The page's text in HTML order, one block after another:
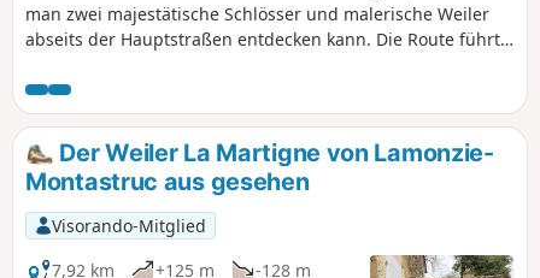
man zwei majestätische Schlösser und malerische Weiler
abseits der Hauptstraßen entdecken kann. Die Route führt
Der Weiler La Martigne von Lamonzie-
Montastruc aus gesehen
Visorando-Mitglied
7,92 km
+125 m
-128 m